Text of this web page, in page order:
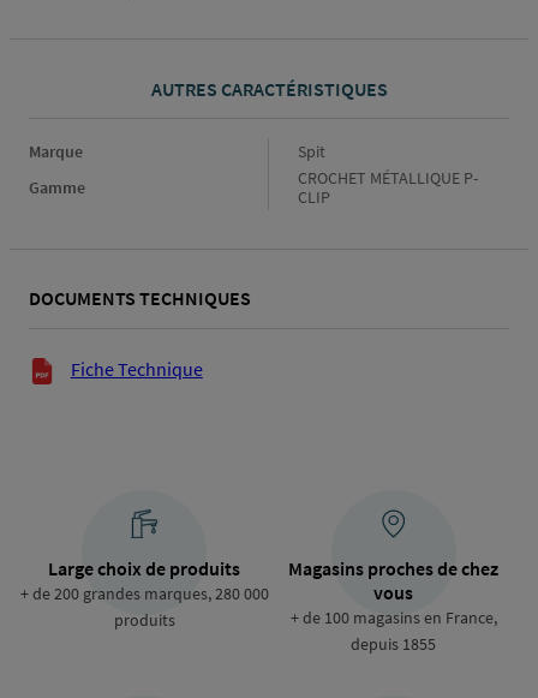
AUTRES CARACTÉRISTIQUES
Marque Marque
Spit
Gamme
Gamme
CROCHET MÉTALLIQUE P-
CLIP
DOCUMENTS TECHNIQUES
Documents techniques
Fiche Technique
Large choix de produits
+ de 200 grandes marques, 280 000
produits
Magasins proches de chez
vous
+ de 100 magasins en France,
depuis 1855